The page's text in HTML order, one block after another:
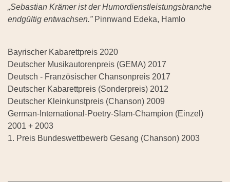
„Sebastian Krämer ist der Humordienstleistungsbranche
endgültig entwachsen.” Pinnwand Edeka, Hamlo
Bayrischer Kabarettpreis 2020
Deutscher Musikautorenpreis (GEMA) 2017
Deutsch - Französischer Chansonpreis 2017
Deutscher Kabarettpreis (Sonderpreis) 2012
Deutscher Kleinkunstpreis (Chanson) 2009
German-International-Poetry-Slam-Champion (Einzel)
2001 + 2003
1. Preis Bundeswettbewerb Gesang (Chanson) 2003